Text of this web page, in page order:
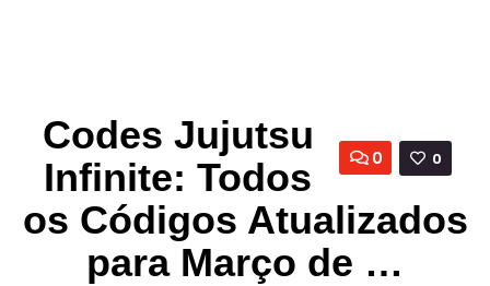
0
0
Codes Jujutsu
Infinite: Todos
os Códigos Atualizados
para Março de …